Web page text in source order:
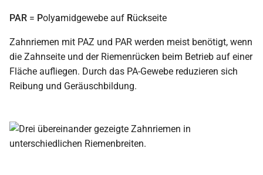
PAR = Polyamidgewebe auf Rückseite
Zahnriemen mit PAZ und PAR werden meist benötigt, wenn
die Zahnseite und der Riemenrücken beim Betrieb auf einer
Fläche aufliegen. Durch das PA-Gewebe reduzieren sich
Reibung und Geräuschbildung.